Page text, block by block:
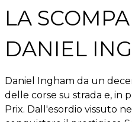
LA
DANIEL
Daniel Ingham da un
delle corse su strada e, in
Prix. Dall'esordio vissuto